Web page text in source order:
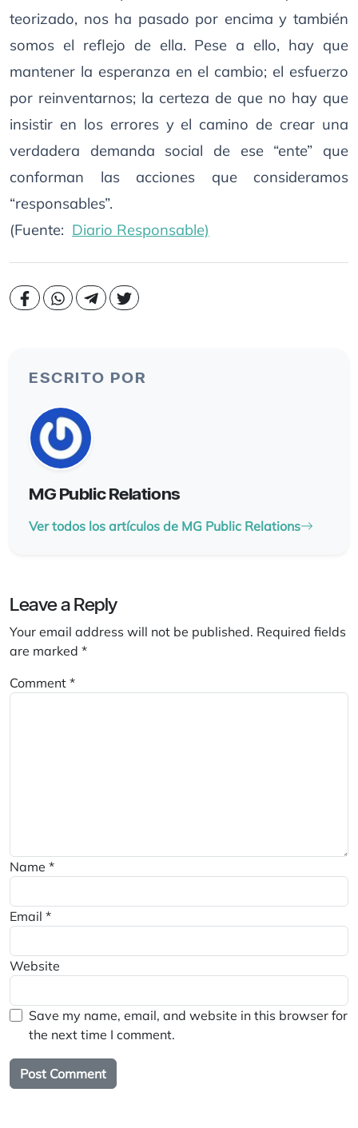
teorizado, nos ha pasado por encima y también
somos el reflejo de ella. Pese a ello, hay que
mantener la esperanza en el cambio; el esfuerzo
por reinventarnos; la certeza de que no hay que
insistir en los errores y el camino de crear una
verdadera demanda social de ese “ente” que
conforman las acciones que consideramos
“responsables”.
(Fuente: Diario Responsable)
ESCRITO POR
MG Public Relations
Ver todos los artículos de MG Public Relations
Leave a Reply
Your email address will not be published. Required fields
are marked *
Comment *
Name *
Email *
Website
Save my name, email, and website in this browser for
the next time I comment.